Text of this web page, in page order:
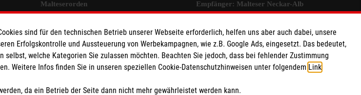
Malteserorden
Malteser International
Sharepoint
Empfänger: Malteser Neckar-Alb
BIC: BFSWDE33XXX (Bank für
Sozialwirtschaft)
Soziale Netzwerke
sind für den technischen Betrieb unserer Webseite erforderlich, helfen uns aber auch dabei, unsere
Erfolgskontrolle und Aussteuerung von Werbekampagnen, wie z.B. Google Ads, eingesetzt. Das bedeutet,
welche Kategorien Sie zulassen möchten. Beachten Sie jedoch, dass bei fehlender Zustimmung
Weitere Infos finden Sie in unseren speziellen Cookie-Datenschutzhinweisen unter folgendem Link
da ein Betrieb der Seite dann nicht mehr gewährleistet werden kann.